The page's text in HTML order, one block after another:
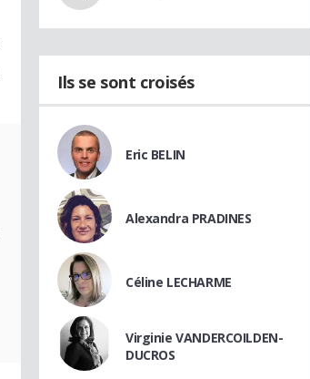
Ils se sont croisés
Eric BELIN
Alexandra PRADINES
Céline LECHARME
Virginie VANDERCOILDEN-
DUCROS